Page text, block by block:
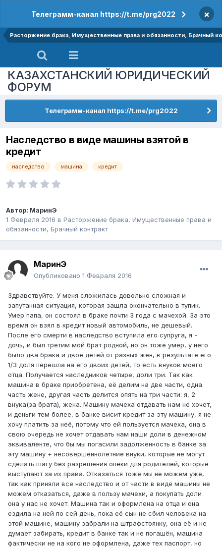
Телеграмм-канал https://t.me/prg2022 ×
Расторжение брака, Имущественные права и обязанности, Брачный
КАЗАХСТАНСКИЙ ЮРИДИЧЕСКИЙ
ФОРУМ
Телеграмм-канал https://t.me/prg2022
Наследство в виде машины взятой в
кредит
наследство машина кредит
Автор: МаринЭ
1 Февраля 2016 в Расторжение брака, Имущественные права и
обязанности, Брачный контракт
МаринЭ
Опубликовано 1 Февраля 2016
Здравствуйте. У меня сложилась довольно сложная и
запутанная ситуация, которая зашла окончательно в тупик.
Умер папа, он состоял в браке почти 3 года с мачехой. За это
время он взял в кредит новый автомобиль, не дешевый.
После его смерти в наследство вступила его супруга, я -
дочь, и был третим мой брат родной, но он тоже умер, у него
было два брака и двое детей от разных жён, в результате его
1/3 доля перешла на его двоих детей, то есть внуков моего
отца. Получается наследников четыре, доли три. Так как
машина в браке приобретена, её делим на две части, одна
часть жене, другая часть делится опять на три части: я, 2
внука(за брата), жена. Машину мачеха отдавать нам не хочет,
и деньги тем более, в банке висит кредит за эту машину, я не
хочу платить за неё, потому что ей пользуется мачеха, она в
свою очередь не хочет отдавать нам наши доли в денежном
эквиваленте, что бы мы погасили задолженность в банке за
эту машину + несовершеннолетние внуки, которые не могут
сделать шагу без разрешения опеки для родителей, которые
выступают за их права. Отказаться тоже мы не можем уже,
так как приняли все наследство и от части в виде машины не
можем отказаться, даже в пользу мачехи, а покупать доли
она у нас не хочет. Машина так и оформлена на отца и она
ездила на ней по сей день, пока её сын не сбил человека на
этой машине, машину забрали на штрафстоянку, она её и не
думает забирать, кредит в банке так и не погашён, машина
фактически не на кого не оформлена, даже тех паспорт, но